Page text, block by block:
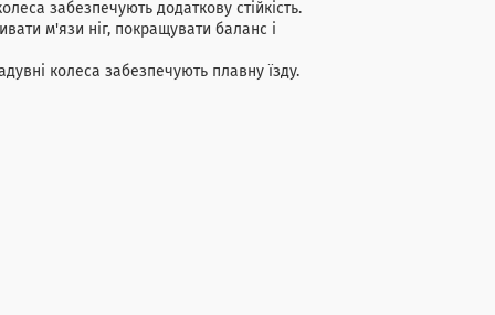
забезпечують додаткову стійкість.
м'язи ніг, покращувати баланс і
колеса забезпечують плавну їзду.